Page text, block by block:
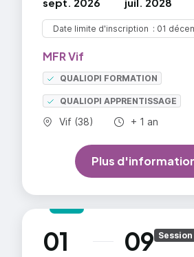
Date limite d'inscription 01
MFR Vif
QUALIOPI FORMATION
QUALIOPI APPRENTISSAGE
Commune :
Vif (38) Durée totale :
+ 1 an
Plus
01
au 09